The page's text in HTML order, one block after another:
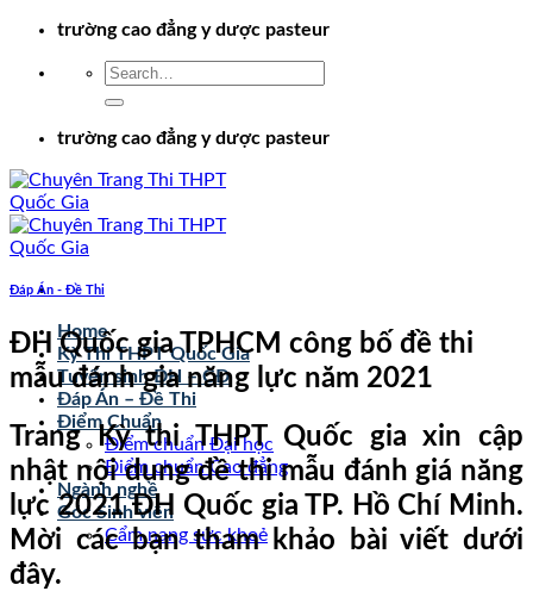
Chuyểntrường cao đẳng y dược pasteur
trường cao đẳng y dược pasteur
Home
Kỳ Thi THPT Quốc Gia
Tuyển sinh ĐH – CĐ
Đáp Án – Đề Thi
Điểm Chuẩn
Điểm chuẩn Đại học
Điểm chuẩn Cao đẳng
Ngành nghề
Góc Sinh viên
Cẩm nang sức khoẻ
Đáp Án - Đề Thi
ĐH Quốc gia TPHCM công bố đề thi
mẫu đánh gia năng lực năm 2021
Trang Kỳ thi THPT Quốc gia xin cập
nhật nội dung đề thi mẫu đánh giá năng
lực 2021 ĐH Quốc gia TP. Hồ Chí Minh.
Mời các bạn tham khảo bài viết dưới
đây.